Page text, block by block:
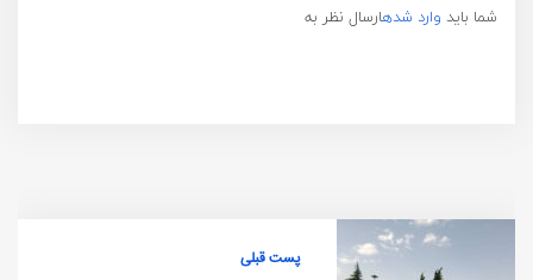
شما باید وارد شدهارسال نظر به
پست قبلی